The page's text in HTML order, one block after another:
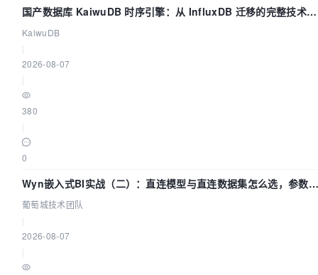
国产数据库 KaiwuDB 时序引擎：从 InfluxDB 迁移的完整技术路
径
KaiwuDB
2026-08-07
380
0
Wyn嵌入式BI实战（二）：直连模型与直连数据集怎么选，参数为
什么不生效？| 葡萄城技术团队
葡萄城技术团队
2026-08-07